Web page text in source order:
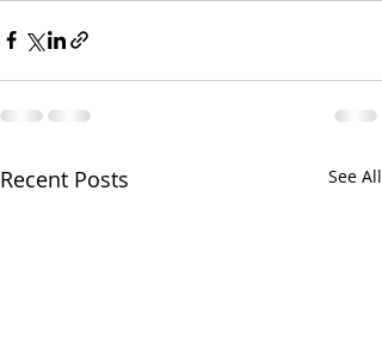
Recent Posts See All